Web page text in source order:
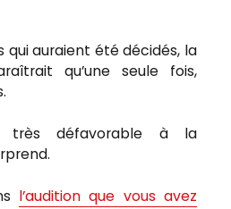
qui auraient été décidés, la
qu’une seule fois,
très défavorable à la
l’audition que vous avez